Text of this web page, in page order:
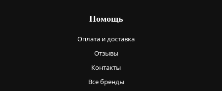
Помощь
Оплата и доставка
Отзывы
Контакты
Все бренды